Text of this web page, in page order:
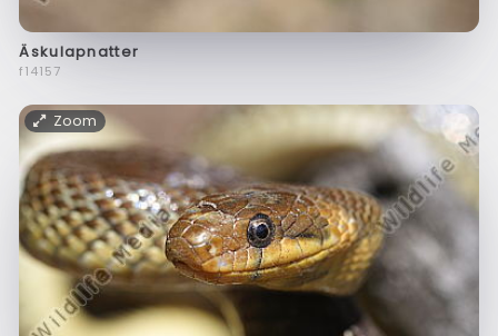
Äskulapnatter
f14157
Zoom